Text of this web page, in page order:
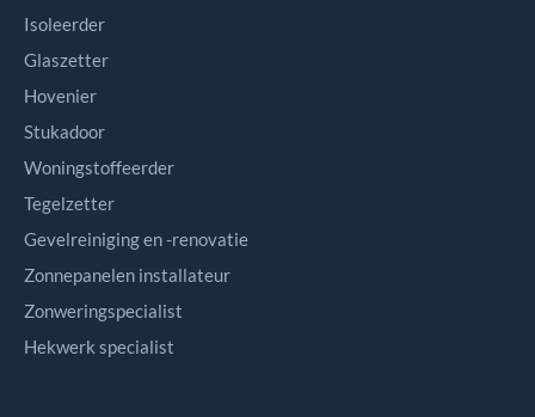
Isoleerder
Glaszetter
Hovenier
Stukadoor
Woningstoffeerder
Tegelzetter
Gevelreiniging en -renovatie
Zonnepanelen installateur
Zonweringspecialist
Hekwerk specialist